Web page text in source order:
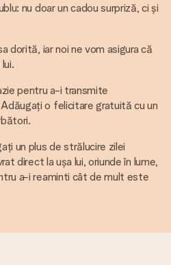
nu doar un cadou surpriză, ci și
dorită, iar noi ne vom asigura că
pentru a-i transmite
o felicitare gratuită cu un
un plus de strălucire zilei
direct la ușa lui, oriunde în lume,
a-i reaminti cât de mult este